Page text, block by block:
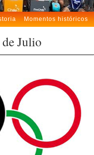
Momentos históricos
Julio